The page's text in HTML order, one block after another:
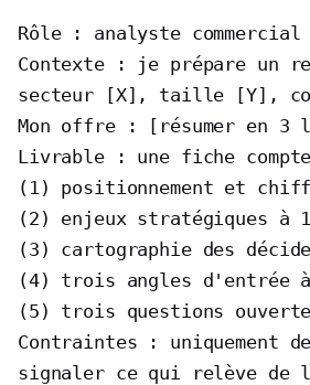
Rôle : analyste commercial
Contexte : je prépare un
secteur [X], taille [Y],
Mon offre : [résumer en 3
Livrable : une fiche
(1) positionnement et
(2) enjeux stratégiques à
(3) cartographie des
(4) trois angles d'entrée
(5) trois questions
Contraintes : uniquement
signaler ce qui relève de